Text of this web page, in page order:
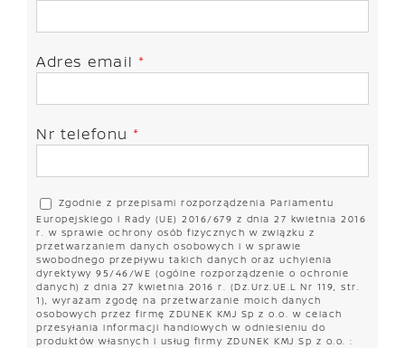
Adres email *
Nr telefonu *
Zgodnie z przepisami rozporządzenia Parlamentu
Europejskiego i Rady (UE) 2016/679 z dnia 27 kwietnia 2016
r. w sprawie ochrony osób fizycznych w związku z
przetwarzaniem danych osobowych i w sprawie
swobodnego przepływu takich danych oraz uchylenia
dyrektywy 95/46/WE (ogólne rozporządzenie o ochronie
danych) z dnia 27 kwietnia 2016 r. (Dz.Urz.UE.L Nr 119, str.
1), wyrażam zgodę na przetwarzanie moich danych
osobowych przez firmę ZDUNEK KMJ Sp z o.o. w celach
przesyłania informacji handlowych w odniesieniu do
produktów własnych i usług firmy ZDUNEK KMJ Sp z o.o. :